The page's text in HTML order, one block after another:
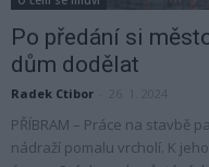
Po předání si
dům dodělat
Radek Ctibor
PŘÍBRAM – Práce na stavbě
nádraží pomalu vrcholí. K